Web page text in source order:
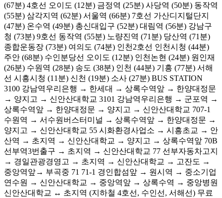
(67분) 4호선 오이도 (12분) 금정역 (25분) 사당역 (50분) 동작역
(55분) 삼각지역 (62분) 서울역 (66분) 7호선 가산디지털단지
(47분) 온수역 (49분) 총신대입구 (52분) 대림역 (56분) 강남구
청 (73분) 9호선 동작역 (55분) 노량진역 (71분) 당산역 (71분)
종합운동장 (73분) 여의도 (74분) 인천2호선 인천시청 (44분)
주안 (68분) 수인분당선 오이도 (12분) 인천논현 (24분) 원인재
(26분) 수원역 (28분) 송도 (38분) 인천 (44분) 기흥 (77분) 서해
선 시흥시청 (11분) 신천 (19분) 소사 (27분) BUS STATION
3100 강남역우리은행 → 한세대 → 상록수역앞 → 한양대정문
→ 양지고 → 신안산대학교 3101 강남역우리은행 → 군포역 →
상록수역앞 → 한양대정문 → 양지고 → 신안산대학교 707-1
수원역 → 서수원버스터미널 → 상록수역앞 → 한양대정문 →
양지고 → 신안산대학교 55 시화환경사업소 → 시흥초교 → 안
산역 → 초지역 → 신안산대학교 → 양지고 → 상록수역앞 70B
선부역3번출구 → 초지역 → 신안산대학교 77 선부자동차고지
→ 경일관광경영고 → 초지역 → 신안산대학교 → 고잔도 →
중앙역앞→ 부곡중 71 71-1 경인합섬앞 → 원시역 → 중소기업
연수원 → 신안산대학교 → 중앙역앞 → 상록수역 → 중앙병원
신안산대학교 ↔ 초지역 (지하철 4호선, 수인선, 서해선) 무료